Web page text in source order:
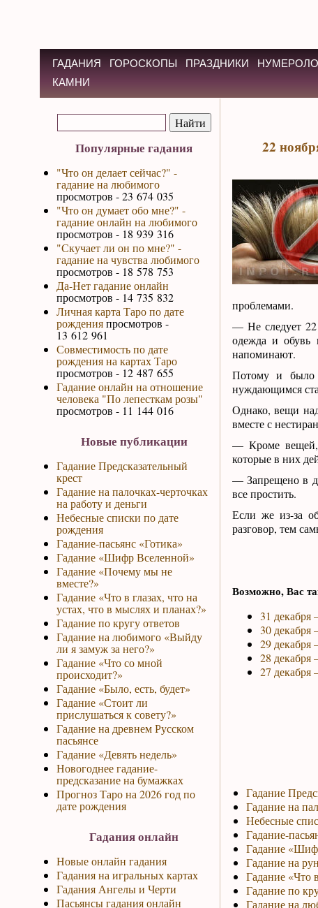
ГАДАНИЯ ГОРОСКОПЫ ПРАЗДНИКИ
КАМНИ
Популярные гадания
"Что он делает сейчас?" -
гадание на любимого
просмотров - 23 674 035
"Что он думает обо мне?" -
гадание онлайн на любимого
просмотров - 18 939 316
"Скучает ли он по мне?" -
гадание на чувства любимого
просмотров - 18 578 753
Да-Нет гадание онлайн
просмотров - 14 735 832
Личная карта Таро по дате
рожденияпросмотров -
13 612 961
Совместимость по дате
рождения на картах Таро
просмотров - 12 487 655
Гадание онлайн на отношение
человека "По лепесткам розы"
просмотров - 11 144 016
Новые публикации
Гадание Предсказательный
крест
Гадание на палочках-черточках
на работу и деньги
Небесные списки по дате
рождения
Гадание-пасьянс «Готика»
Гадание «Шифр Вселенной»
Гадание «Почему мы не
вместе?»
Гадание «Что в глазах, что на
устах, что в мыслях и планах?»
Гадание по кругу ответов
Гадание на любимого «Выйду
ли я замуж за него?»
Гадание «Что со мной
происходит?»
Гадание «Было, есть, будет»
Гадание «Стоит ли
прислушаться к совету?»
Гадание на древнем Русском
пасьянсе
Гадание «Девять недель»
Новогоднее гадание-
предсказание на бумажках
Прогноз Таро на 2026 год по
дате рождения
Гадания онлайн
Новые онлайн гадания
Гадания на игральных картах
Гадания Ангелы и Черти
Пасьянсы гадания онлайн
22
проблемами.
— Не следует 22
одежда и обувь
напоминают.
Потому и
нуждающимся
Однако, вещи
вместе с
— Кроме вещей,
которые в них
— Запрещено в
все простить.
Если же из-за
разговор, тем
Возможно, Вас
31 декабря
30 декабря
29 декабря
28 декабря
27 декабря
Гадание
Гадание на
Небесные
Гадание-
Гадание
Гадание на
Гадание «Что
Гадание по
Гадание на